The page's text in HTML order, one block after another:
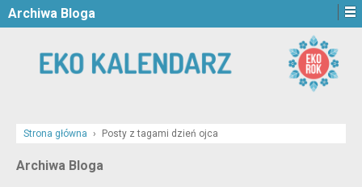
Archiwa Bloga
Strona główna › Posty z tagami dzień ojca
Archiwa Bloga